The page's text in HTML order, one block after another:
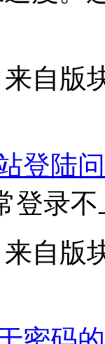
来自版
登陆
登录不
来自版